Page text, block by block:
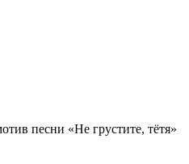
на мотив песни «Не